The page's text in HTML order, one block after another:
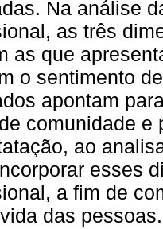
Na análise
as três
as que
o sentimento
apontam
comunidade
ao
esses
a fim de
das pessoas.